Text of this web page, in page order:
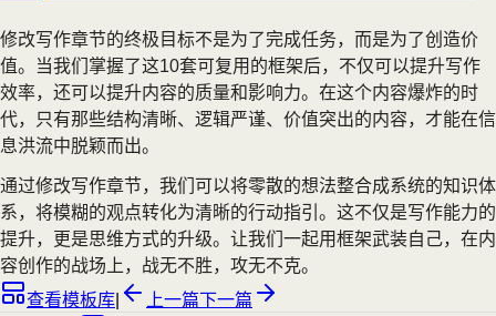
修改写作章节的终极目标不是为了完成任务，而是为了创造价
值。当我们掌握了这10套可复用的框架后，不仅可以提升写作
效率，还可以提升内容的质量和影响力。在这个内容爆炸的时
代，只有那些结构清晰、逻辑严谨、价值突出的内容，才能在信
息洪流中脱颖而出。
通过修改写作章节，我们可以将零散的想法整合成系统的知识体
系，将模糊的观点转化为清晰的行动指引。这不仅是写作能力的
提升，更是思维方式的升级。让我们一起用框架武装自己，在内
容创作的战场上，战无不胜，攻无不克。
查看模板库
上一篇下一篇